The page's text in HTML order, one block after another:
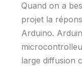
Quand on a
projet la
Arduino.
large diffusion